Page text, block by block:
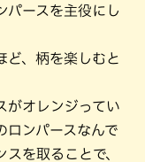
パースを主役にし
ど、柄を楽しむと
がオレンジってい
ロンパースなんで
を取ることで、